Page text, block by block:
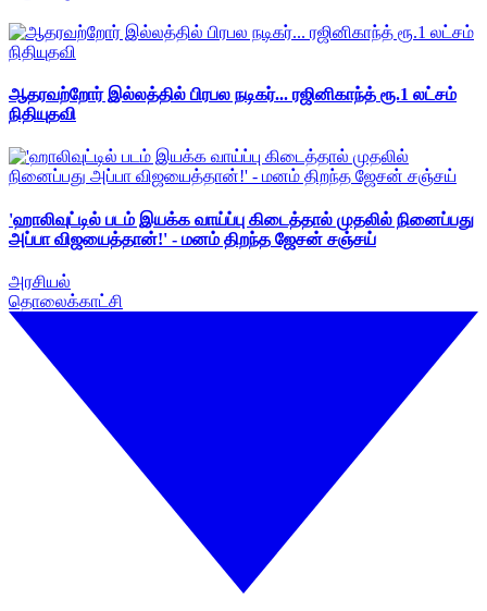
ஆதரவற்றோர் இல்லத்தில் பிரபல நடிகர்... ரஜினிகாந்த் ரூ.1 லட்சம்
நிதியுதவி
'ஹாலிவுட்டில் படம் இயக்க வாய்ப்பு கிடைத்தால் முதலில் நினைப்பது
அப்பா விஜயைத்தான்!' - மனம் திறந்த ஜேசன் சஞ்சய்
அரசியல்
தொலைக்காட்சி